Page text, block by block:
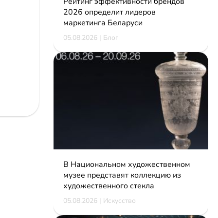
2026 определит лидеров
маркетинга Беларуси
05.08.2026 | Блог
В Национальном художественном
музее представят коллекцию из
художественного стекла
05.08.2026 | Искусство